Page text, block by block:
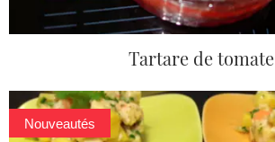
Tartare de tomate
Nouveautés